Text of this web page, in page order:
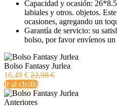
Capacidad y ocasión:
labiales y otros. objetos.
ocasiones, agregando un
Garantía de servicio: su
bolso, por favor envíenos
Bolso Fantasy Jurlea
16,49 € 22,98 €
Ir al chollo
Anteriores